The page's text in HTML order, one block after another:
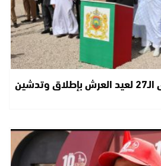
العيون تحتفي بالذكرى الـ27 لعيد العرش بإطلاق وتدشين